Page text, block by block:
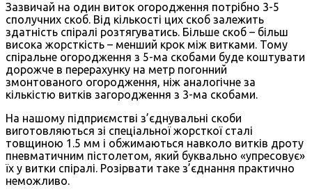
Зазвичай на один виток огородження потрібно 3-5
сполучних скоб. Від кількості цих скоб залежить
здатність спіралі розтягуватись. Більше скоб – більш
висока жорсткість – менший крок між витками. Тому
спіральне огородження з 5-ма скобами буде коштувати
дорожче в перерахунку на метр погонний
змонтованого огородження, ніж аналогічне за
кількістю витків загородження з 3-ма скобами.
На нашому підприємстві з’єднувальні скоби
виготовляються зі спеціальної жорсткої сталі
товщиною 1.5 мм і обжимаються навколо витків дроту
пневматичним пістолетом, який буквально «упресовує»
їх у витки спіралі. Розірвати таке з’єднання практично
неможливо.